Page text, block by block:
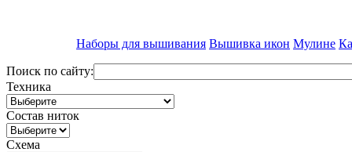
Наборы для вышивания Вышивка икон Мулине
Поиск по сайту:
Техника
Состав ниток
Схема